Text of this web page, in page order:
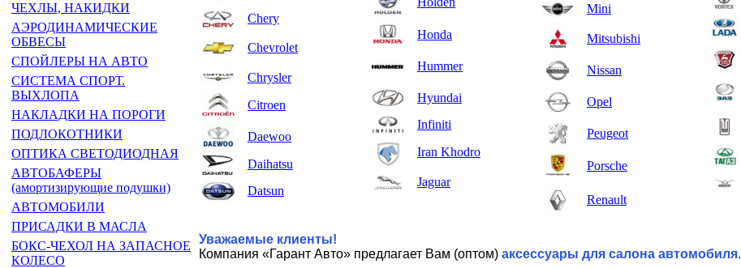
ЧЕХЛЫ, НАКИДКИ
АЭРОДИНАМИЧЕСКИЕ
ОБВЕСЫ
СПОЙЛЕРЫ НА АВТО
СИСТЕМА СПОРТ.
ВЫХЛОПА
НАКЛАДКИ НА ПОРОГИ
ПОДЛОКОТНИКИ
ОПТИКА СВЕТОДИОДНАЯ
АВТОБАФЕРЫ
(амортизирующие подушки)
АВТОМОБИЛИ
ПРИСАДКИ В МАСЛА
БОКС-ЧЕХОЛ НА ЗАПАСНОЕ
КОЛЕСО
Chery
Chevrolet
Chrysler
Citroen
Daewoo
Daihatsu
Datsun
Honda
Hummer
Hyundai
Infiniti
Iran Khodro
Jaguar
Mini
Mitsubishi
Nissan
Opel
Peugeot
Porsche
Renault
Уважаемые клиенты!
Компания «Гарант Авто» предлагает Вам (оптом) аксессуары для салона автомобиля.